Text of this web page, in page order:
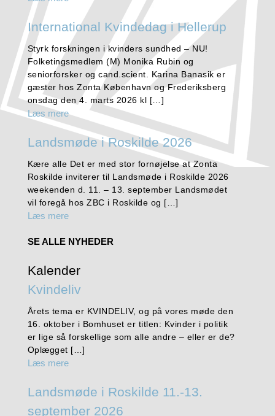
International Kvindedag i Hellerup
Styrk forskningen i kvinders sundhed – NU!
Folketingsmedlem (M) Monika Rubin og
seniorforsker og cand.scient. Karina Banasik er
gæster hos Zonta København og Frederiksberg
onsdag den 4. marts 2026 kl […]
Læs mere
Landsmøde i Roskilde 2026
Kære alle Det er med stor fornøjelse at Zonta
Roskilde inviterer til Landsmøde i Roskilde 2026
weekenden d. 11. – 13. september Landsmødet
vil foregå hos ZBC i Roskilde og […]
Læs mere
SE ALLE NYHEDER
Kalender
Kvindeliv
Årets tema er KVINDELIV, og på vores møde den
16. oktober i Bomhuset er titlen: Kvinder i politik
er lige så forskellige som alle andre – eller er de?
Oplægget […]
Læs mere
Landsmøde i Roskilde 11.-13.
september 2026